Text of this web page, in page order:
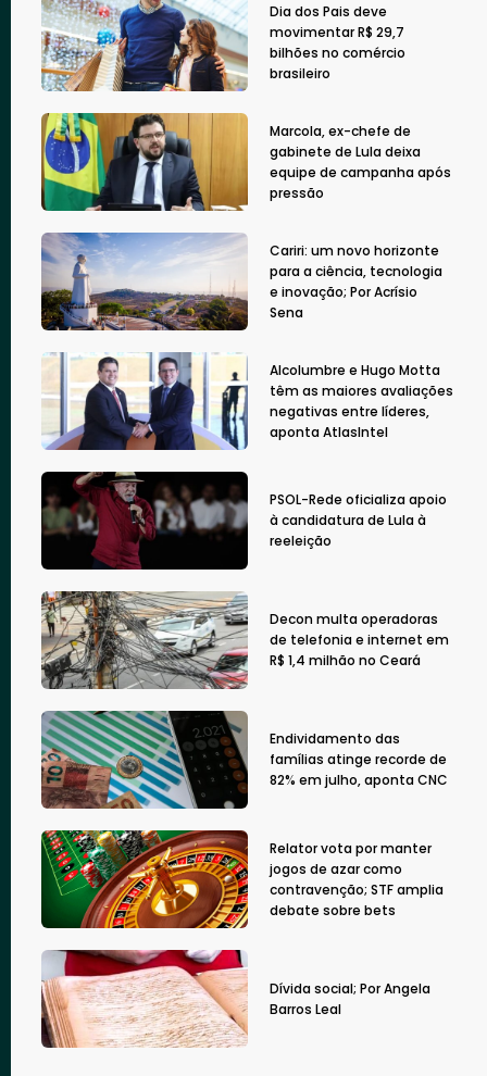
Dia dos Pais deve
movimentar R$ 29,7
bilhões no comércio
brasileiro
Marcola, ex-chefe de
gabinete de Lula deixa
equipe de campanha após
pressão
Cariri: um novo horizonte
para a ciência, tecnologia
e inovação; Por Acrísio
Sena
Alcolumbre e Hugo Motta
têm as maiores avaliações
negativas entre líderes,
aponta AtlasIntel
PSOL-Rede oficializa apoio
à candidatura de Lula à
reeleição
Decon multa operadoras
de telefonia e internet em
R$ 1,4 milhão no Ceará
Endividamento das
famílias atinge recorde de
82% em julho, aponta CNC
Relator vota por manter
jogos de azar como
contravenção; STF amplia
debate sobre bets
Dívida social; Por Angela
Barros Leal